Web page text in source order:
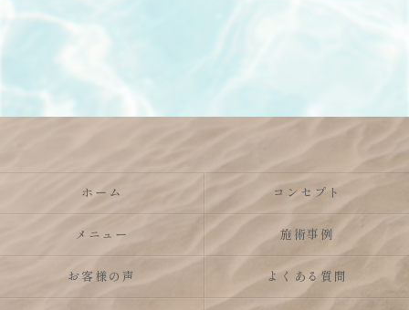
ホーム コンセプト
メニュー 施術事例
お客様の声 よくある質問